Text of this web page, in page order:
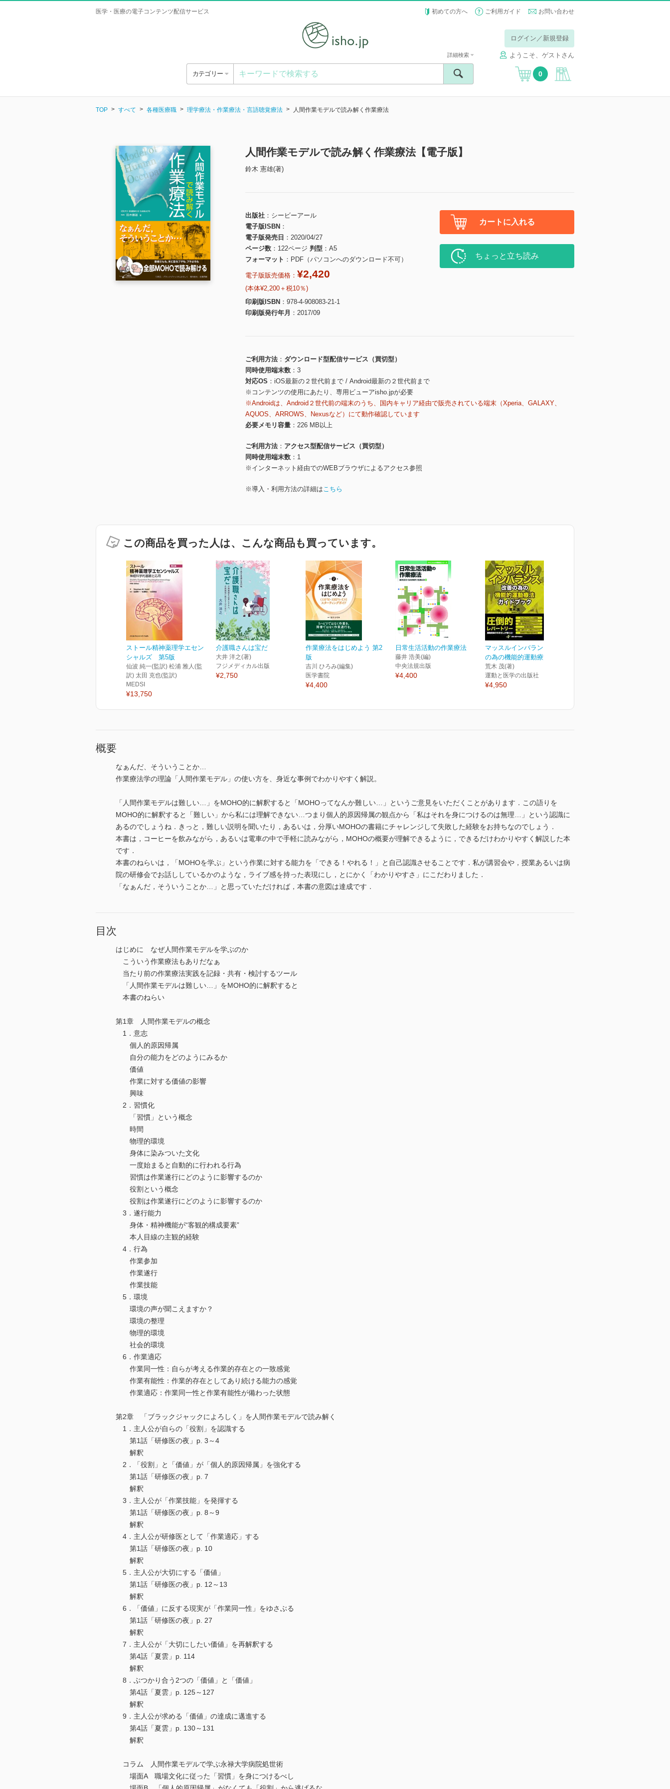
医学・医療の電子コンテンツ配信サービス 初めての方へ ご利用ガイド お問い合わせ
ログイン／新規登録
ようこそ、ゲストさん
カテゴリー
詳細検索
0
TOP すべて 各種医療職 理学療法・作業療法・言語聴覚療法 人間作業モデルで読み解く作業療法
人間作業モデルで読み解く作業療法【電子版】
鈴木 憲雄(著)
出版社
シービーアール
電子版ISBN
電子版発売日
2020/04/27
ページ数
122ページ 判型
A5
フォーマット
PDF（パソコンへのダウンロード不可）
電子版販売価格： ¥2,420
(本体¥2,200＋税10％)
印刷版ISBN
978-4-908083-21-1
印刷版発行年月
2017/09
カートに入れる
ちょっと立ち読み
ご利用方法
ダウンロード型配信サービス（買切型）
同時使用端末数
3
対応OS
iOS最新の２世代前まで / Android最新の２世代前まで
※コンテンツの使用にあたり、専用ビューアisho.jpが必要
※Androidは、Android２世代前の端末のうち、国内キャリア経由で販売されている端末（Xperia、GALAXY、
AQUOS、ARROWS、Nexusなど）にて動作確認しています
必要メモリ容量
226 MB以上
ご利用方法
アクセス型配信サービス（買切型）
同時使用端末数
1
※インターネット経由でのWEBブラウザによるアクセス参照
※導入・利用方法の詳細はこちら
この商品を買った人は、こんな商品も買っています。
ストール精神薬理学エセン
シャルズ 第5版
仙波 純一(監訳) 松浦 雅人(監
訳) 太田 克也(監訳)
MEDSI
¥13,750
介護職さんは宝だ
大井 洋之(著)
フジメディカル出版
¥2,750
作業療法をはじめよう 第2
版
吉川 ひろみ(編集)
医学書院
¥4,400
日常生活活動の作業療法
藤井 浩美(編)
中央法規出版
¥4,400
マッスルインバランス改善
の為の機能的運動療法ガ...
荒木 茂(著)
運動と医学の出版社
¥4,950
概要
なぁんだ、そういうことか…
作業療法学の理論「人間作業モデル」の使い方を、身近な事例でわかりやすく解説。
「人間作業モデルは難しい…」をMOHO的に解釈すると「MOHOってなんか難しい…」というご意見をいただくことがあります．この語りを
MOHO的に解釈すると「難しい」から私には理解できない…つまり個人的原因帰属の観点から「私はそれを身につけるのは無理…」という認識に
あるのでしょうね．きっと，難しい説明を聞いたり，あるいは，分厚いMOHOの書籍にチャレンジして失敗した経験をお持ちなのでしょう．
本書は，コーヒーを飲みながら，あるいは電車の中で手軽に読みながら，MOHOの概要が理解できるように，できるだけわかりやすく解説した本
です．
本書のねらいは，「MOHOを学ぶ」という作業に対する能力を「できる！やれる！」と自己認識させることです．私が講習会や，授業あるいは病
院の研修会でお話ししているかのような，ライブ感を持った表現にし，とにかく「わかりやすさ」にこだわりました．
「なぁんだ，そういうことか…」と思っていただければ，本書の意図は達成です．
目次
はじめに なぜ人間作業モデルを学ぶのか
こういう作業療法もありだなぁ
当たり前の作業療法実践を記録・共有・検討するツール
「人間作業モデルは難しい…」をMOHO的に解釈すると
本書のねらい
第1章 人間作業モデルの概念
1．意志
個人的原因帰属
自分の能力をどのようにみるか
価値
作業に対する価値の影響
興味
2．習慣化
「習慣」という概念
時間
物理的環境
身体に染みついた文化
一度始まると自動的に行われる行為
習慣は作業遂行にどのように影響するのか
役割という概念
役割は作業遂行にどのように影響するのか
3．遂行能力
身体・精神機能が“客観的構成要素”
本人目線の主観的経験
4．行為
作業参加
作業遂行
作業技能
5．環境
環境の声が聞こえますか？
環境の整理
物理的環境
社会的環境
6．作業適応
作業同一性：自らが考える作業的存在との一致感覚
作業有能性：作業的存在としてあり続ける能力の感覚
作業適応：作業同一性と作業有能性が備わった状態
第2章 「ブラックジャックによろしく」を人間作業モデルで読み解く
1．主人公が自らの「役割」を認識する
第1話「研修医の夜」p. 3～4
解釈
2．「役割」と「価値」が「個人的原因帰属」を強化する
第1話「研修医の夜」p. 7
解釈
3．主人公が「作業技能」を発揮する
第1話「研修医の夜」p. 8～9
解釈
4．主人公が研修医として「作業適応」する
第1話「研修医の夜」p. 10
解釈
5．主人公が大切にする「価値」
第1話「研修医の夜」p. 12～13
解釈
6．「価値」に反する現実が「作業同一性」をゆさぶる
第1話「研修医の夜」p. 27
解釈
7．主人公が「大切にしたい価値」を再解釈する
第4話「夏雲」p. 114
解釈
8．ぶつかり合う2つの「価値」と「価値」
第4話「夏雲」p. 125～127
解釈
9．主人公が求める「価値」の達成に邁進する
第4話「夏雲」p. 130～131
解釈
コラム 人間作業モデルで学ぶ永禄大学病院処世術
場面A 職場文化に従った「習慣」を身につけるべし